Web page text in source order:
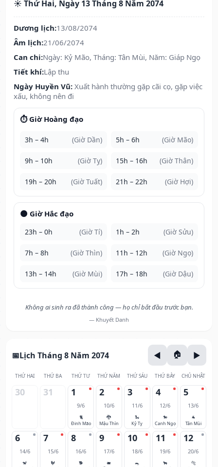
☀️ Thứ Hai, Ngày 13 Tháng 8 Năm 2074
Dương lịch:13/08/2074
Âm lịch:21/06/2074
Can chi:Ngày: Kỷ Mão, Tháng: Tân Mùi, Năm: Giáp Ngọ
Tiết khí:Lập thu
Ngày Huyền Vũ: Xuất hành thường gặp cãi cọ, gặp việc
xấu, không nên đi
⏱️ Giờ Hoàng đạo
3h – 4h (Giờ Dần) 5h – 6h (Giờ Mão)
9h – 10h (Giờ Tỵ) 15h – 16h (Giờ Thân)
19h – 20h (Giờ Tuất) 21h – 22h (Giờ Hợi)
🌑 Giờ Hắc đạo
23h – 0h (Giờ Tí) 1h – 2h (Giờ Sửu)
7h – 8h (Giờ Thìn) 11h – 12h (Giờ Ngọ)
13h – 14h (Giờ Mùi) 17h – 18h (Giờ Dậu)
Không ai sinh ra đã thành công — họ chỉ bắt đầu trước bạn.
— Khuyết Danh
Lịch Tháng 8 Năm 2074
THỨ HAI THỨ BA THỨ TƯ THỨ NĂM THỨ SÁU THỨ BẢY CHỦ NHẬT
30 31 1
9/6
🐈
Đinh Mão
2
10/6
🐉
Mậu Thìn
3
11/6
🐍
Kỷ Tỵ
4
12/6
🐎
Canh Ngọ
5
13/6
🐐
Tân Mùi
6
14/6
🐒
7
15/6
🐓
8
16/6
🐕
9
17/6
🐖
10
18/6
🐀
11
19/6
🐂
12
20/6
🐅